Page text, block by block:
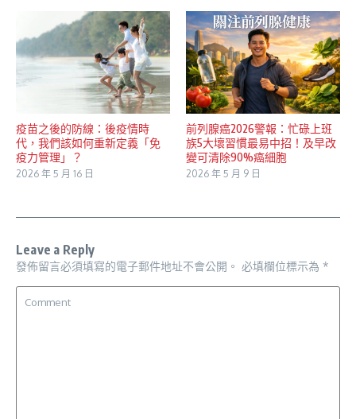
疫苗之後的防線：後疫情時
代，我們該如何重新定義「免
疫力管理」？
2026 年 5 月 16 日
前列腺癌2026警報：忙碌上班
族5大壞習慣最易中招！及早改
變可清除90%癌細胞
2026 年 5 月 9 日
Leave a Reply
發佈留言必須填寫的電子郵件地址不會公開。 必填欄位標示為 *